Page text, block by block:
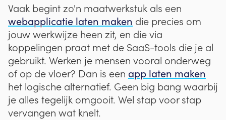
Vaak begint zo'n maatwerkstuk als een
webapplicatie laten maken die precies om
jouw werkwijze heen zit, en die via
koppelingen praat met de SaaS-tools die je al
gebruikt. Werken je mensen vooral onderweg
of op de vloer? Dan is een app laten maken
het logische alternatief. Geen big bang waarbij
je alles tegelijk omgooit. Wel stap voor stap
vervangen wat knelt.